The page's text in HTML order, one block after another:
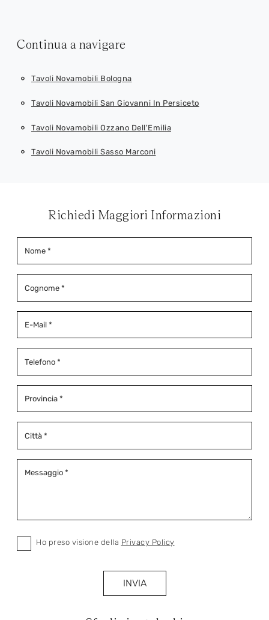
Continua a navigare
Tavoli Novamobili Bologna
Tavoli Novamobili San Giovanni In Persiceto
Tavoli Novamobili Ozzano Dell'Emilia
Tavoli Novamobili Sasso Marconi
Richiedi Maggiori Informazioni
Ho preso visione della Privacy Policy
INVIA